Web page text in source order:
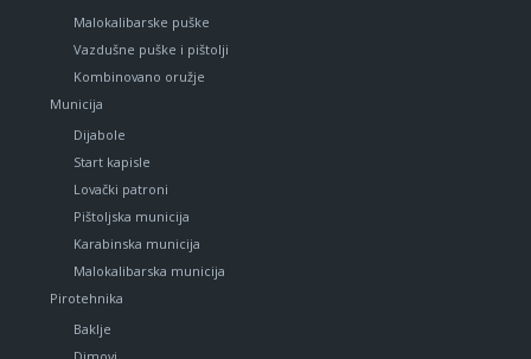
Malokalibarske puške
Vazdušne puške i pištolji
Kombinovano oružje
Municija
Dijabole
Start kapisle
Lovački patroni
Pištoljska municija
Karabinska municija
Malokalibarska municija
Pirotehnika
Baklje